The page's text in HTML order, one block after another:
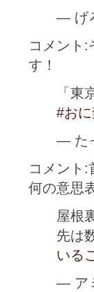
— げ
コメント:
す！
「
#お
— た
コメント:
何の意思
屋根
先は
いる
— ア